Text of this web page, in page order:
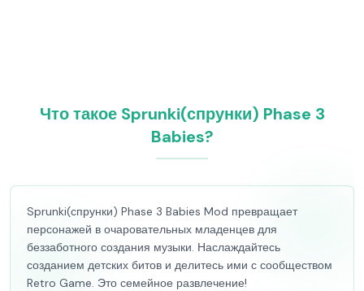
Что такое Sprunki(спрунки) Phase 3
Babies?
Sprunki(спрунки) Phase 3 Babies Mod превращает
персонажей в очаровательных младенцев для
беззаботного создания музыки. Наслаждайтесь
созданием детских битов и делитесь ими с сообществом
Retro Game. Это семейное развлечение!